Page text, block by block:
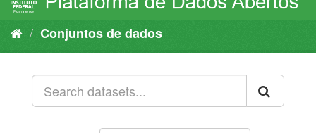
Conjuntos de dados